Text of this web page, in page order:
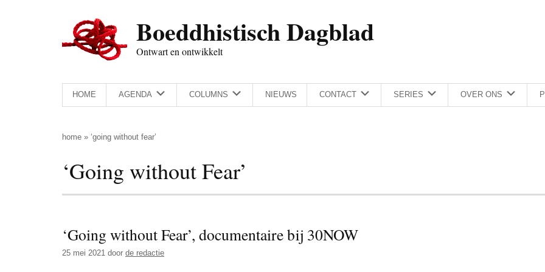
Boeddhistisch Dagblad
Ontwart en ontwikkelt
HOME AGENDA COLUMNS NIEUWS CONTACT SERIES OVER ONS
home » ‘going without fear’
‘Going without Fear’
‘Going without Fear’, documentaire bij 30NOW
25 mei 2021 door de redactie